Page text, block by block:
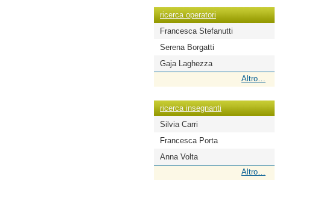
-
ricerca operatori
Francesca Stefanutti
Serena Borgatti
Gaja Laghezza
operatori
-
Altro…
ricerca insegnanti
Silvia Carri
Francesca Porta
Anna Volta
insegnanti
Altro…